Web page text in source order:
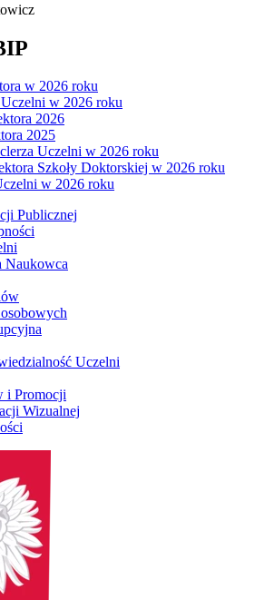
w 2026 roku
w 2026 roku
2026
2025
Uczelni w 2026 roku
Szkoły Doktorskiej w 2026 roku
w 2026 roku
Publicznej
Naukowca
Uczelni
i Promocji
Wizualnej